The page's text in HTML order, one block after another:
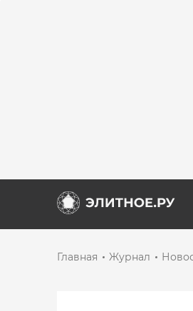
Главная Журнал